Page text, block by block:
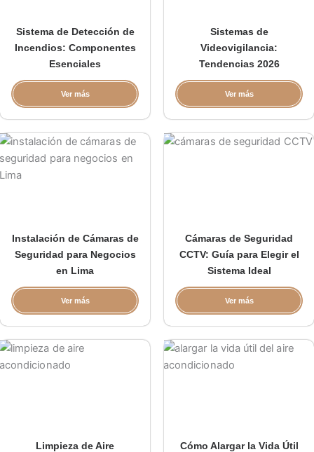
Sistema de Detección de
Incendios: Componentes
Esenciales
Ver más
Sistemas de
Videovigilancia:
Tendencias 2026
Ver más
Instalación de Cámaras de
Seguridad para Negocios
en Lima
Ver más
Cámaras de Seguridad
CCTV: Guía para Elegir el
Sistema Ideal
Ver más
Limpieza de Aire
Cómo Alargar la Vida Útil